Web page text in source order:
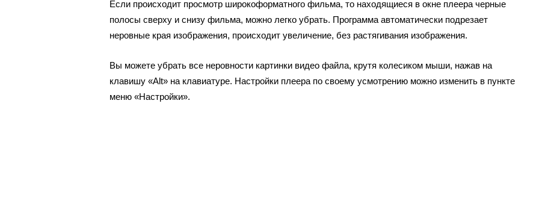
Если происходит просмотр широкоформатного фильма, то находящиеся в окне плеера черные
полосы сверху и снизу фильма, можно легко убрать. Программа автоматически подрезает
неровные края изображения, происходит увеличение, без растягивания изображения.
Вы можете убрать все неровности картинки видео файла, крутя колесиком мыши, нажав на
клавишу «Alt» на клавиатуре. Настройки плеера по своему усмотрению можно изменить в пункте
меню «Настройки».